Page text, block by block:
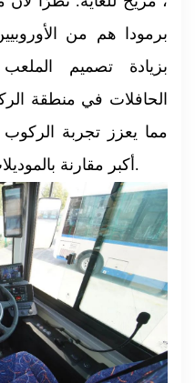
برمودا هم من
الحافلات في منطقة
أكبر مقارنة بالموديلات الأخرى قيد التشغيل محليًا.